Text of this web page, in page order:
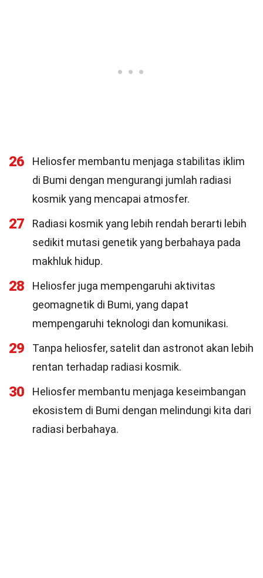
26
Heliosfer membantu menjaga stabilitas iklim
di Bumi dengan mengurangi jumlah radiasi
kosmik yang mencapai atmosfer.
27
Radiasi kosmik yang lebih rendah berarti lebih
sedikit mutasi genetik yang berbahaya pada
makhluk hidup.
28
Heliosfer juga mempengaruhi aktivitas
geomagnetik di Bumi, yang dapat
mempengaruhi teknologi dan komunikasi.
29
Tanpa heliosfer, satelit dan astronot akan lebih
rentan terhadap radiasi kosmik.
30
Heliosfer membantu menjaga keseimbangan
ekosistem di Bumi dengan melindungi kita dari
radiasi berbahaya.